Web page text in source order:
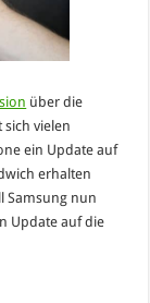
über die
vielen
ein Update auf
erhalten
Samsung nun
Update auf die